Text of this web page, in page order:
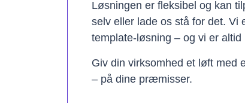
Løsningen er fleksibel og kan
selv eller lade os stå for det. Vi
template-løsning – og vi er
Giv din virksomhed et løft med
– på dine præmisser.